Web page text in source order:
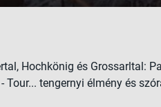
Hochkönig és Grossarltal:
Tour... tengernyi élmény és